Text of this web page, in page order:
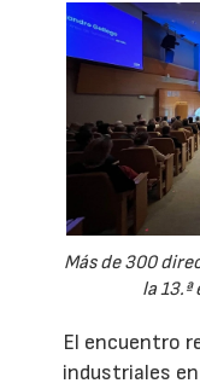
Más de 300
la
El encuentro
industriales en